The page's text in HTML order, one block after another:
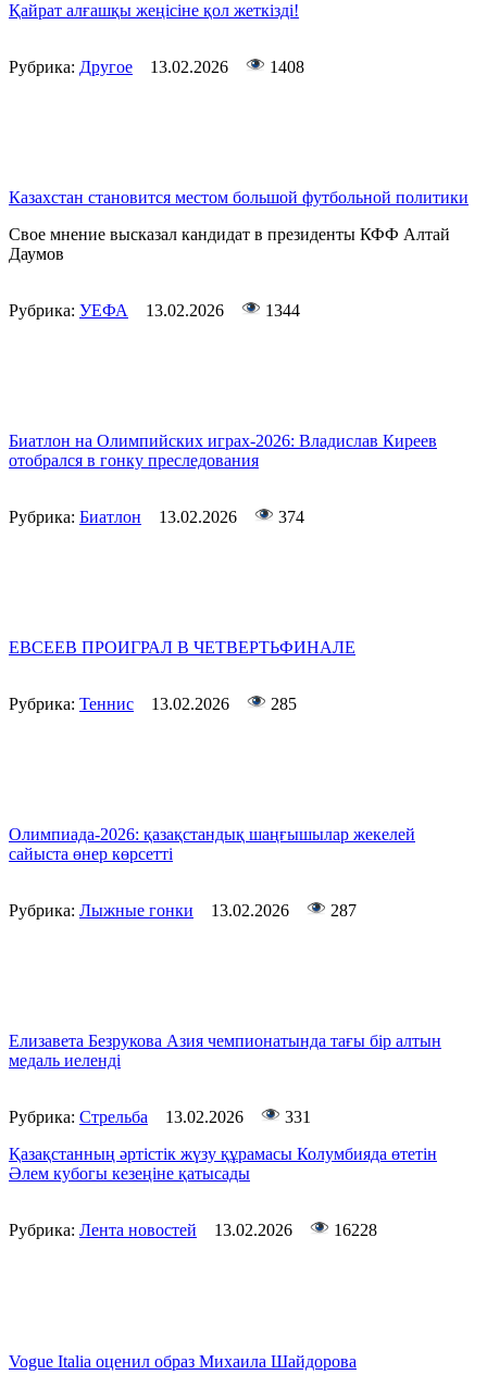
Қайрат алғашқы жеңісіне қол жеткізді!
Рубрика: Другое 13.02.2026 1408
Казахстан становится местом большой футбольной политики
Свое мнение высказал кандидат в президенты КФФ Алтай
Даумов
Рубрика: УЕФА 13.02.2026 1344
Биатлон на Олимпийских играх-2026: Владислав Киреев
отобрался в гонку преследования
Рубрика: Биатлон 13.02.2026 374
ЕВСЕЕВ ПРОИГРАЛ В ЧЕТВЕРТЬФИНАЛЕ
Рубрика: Теннис 13.02.2026 285
Олимпиада-2026: қазақстандық шаңғышылар жекелей
сайыста өнер көрсетті
Рубрика: Лыжные гонки 13.02.2026 287
Елизавета Безрукова Азия чемпионатында тағы бір алтын
медаль иеленді
Рубрика: Стрельба 13.02.2026
331
Қазақстанның әртістік жүзу құрамасы Колумбияда өтетін
Әлем кубогы кезеңіне қатысады
Рубрика: Лента новостей 13.02.2026 16228
Vogue Italia оценил образ Михаила Шайдорова